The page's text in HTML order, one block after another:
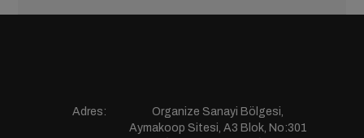
Adres:
Organize Sanayi Bölgesi,
Aymakoop Sitesi, A3 Blok, No:301